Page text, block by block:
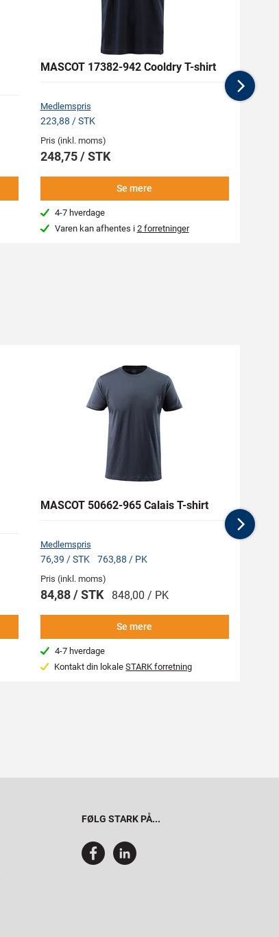
MASCOT 17382-942 Cooldry T-shirt
Medlemspris
223,88 / STK
Pris (inkl. moms)
248,75 / STK
Se mere
4-7 hverdage
Varen kan afhentes i 2 forretninger
MASCOT 50662-965 Calais T-shirt
Medlemspris
76,39 / STK 763,88 / PK
Pris (inkl. moms)
84,88 / STK 848,00 / PK
Se mere
4-7 hverdage
Kontakt din lokaleSTARK forretning
med
FØLG STARK PÅ...